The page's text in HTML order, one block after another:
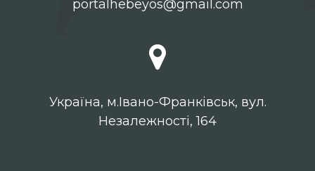
portalhebeyos@gmail.com
Українa, м.Івано-Франківськ, вул.
Незалежності, 164